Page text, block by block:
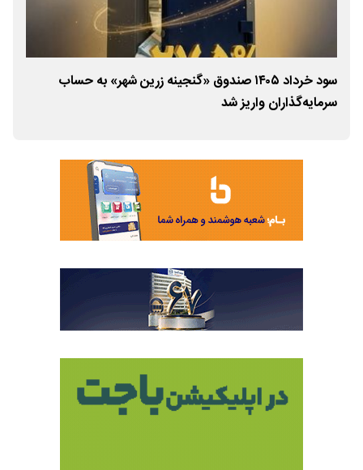
سود خرداد ۱۴۰۵ صندوق «گنجینه زرین شهر» به حساب
سرمایه‌گذاران واریز شد